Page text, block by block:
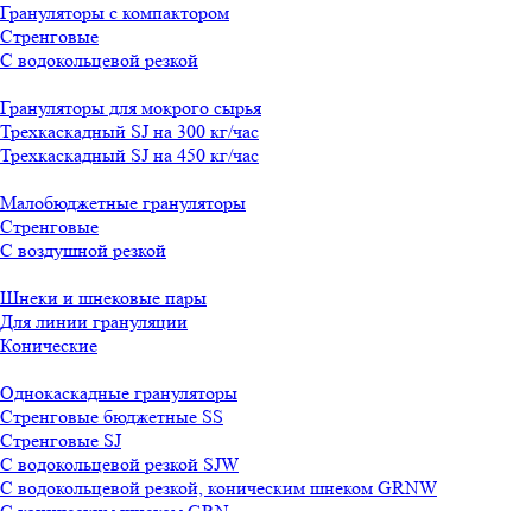
Грануляторы с компактором
Стренговые
С водокольцевой резкой
Грануляторы для мокрого сырья
Трехкаскадный SJ на 300 кг/час
Трехкаскадный SJ на 450 кг/час
Малобюджетные грануляторы
Стренговые
С воздушной резкой
Шнеки и шнековые пары
Для линии грануляции
Конические
Однокаскадные грануляторы
Стренговые бюджетные SS
Стренговые SJ
С водокольцевой резкой SJW
С водокольцевой резкой, коническим шнеком GRNW